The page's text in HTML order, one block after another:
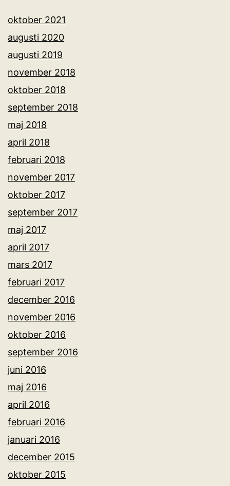
oktober 2021
augusti 2020
augusti 2019
november 2018
oktober 2018
september 2018
maj 2018
april 2018
februari 2018
november 2017
oktober 2017
september 2017
maj 2017
april 2017
mars 2017
februari 2017
december 2016
november 2016
oktober 2016
september 2016
juni 2016
maj 2016
april 2016
februari 2016
januari 2016
december 2015
oktober 2015